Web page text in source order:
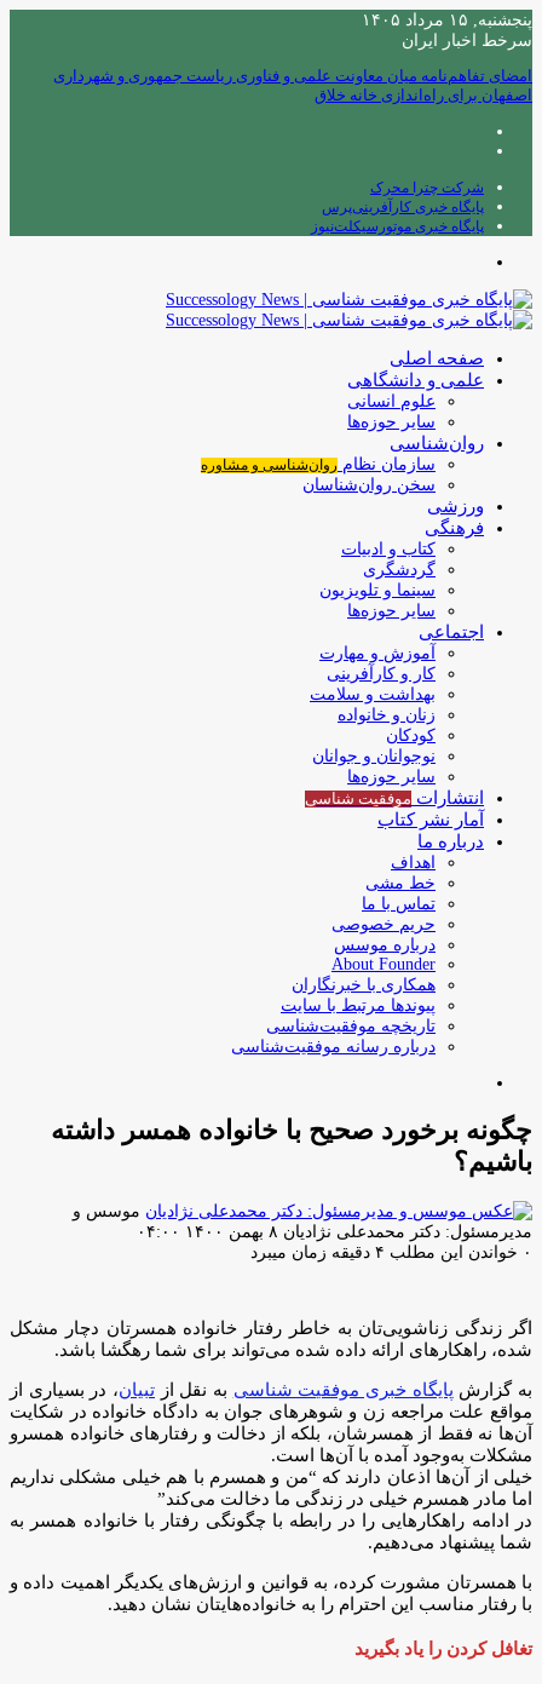
پنجشنبه, ۱۵ مرداد ۱۴۰۵
سرخط اخبار ایران
امضای تفاهم‌نامه میان معاونت علمی و فناوری ریاست جمهوری و شهرداری
اصفهان برای راه‌اندازی خانه خلاق
شرکت چترا محرک
پایگاه خبری کارآفرینی‌پرس
پایگاه خبری موتورسیکلت‌نیوز
صفحه اصلی
علمی و دانشگاهی
علوم انسانی
سایر حوزه‌ها
روان‌شناسی
سازمان نظام روان‌شناسی و مشاوره
سخن روان‌شناسان
ورزشی
فرهنگی
کتاب و ادبیات
گردشگری
سینما و تلویزیون
سایر حوزه‌ها
اجتماعی
آموزش و مهارت
کار و کارآفرینی
بهداشت و سلامت
زنان و خانواده
کودکان
نوجوانان و جوانان
سایر حوزه‌ها
انتشارات موفقیت‌ شناسی
آمار نشر کتاب
درباره ما
اهداف
خط مشی
تماس با ما
حریم خصوصی
درباره موسس
About Founder
همکاری با خبرنگاران
پیوندها مرتبط با سایت
تاریخچه موفقیت‌شناسی
درباره رسانه موفقیت‌شناسی
چگونه برخورد صحیح با خانواده همسر داشته
باشیم؟
موسس و
مدیرمسئول: دکتر محمدعلی نژادیان ارسال
ایمیل
۸ بهمن ۱۴۰۰ ۰۴:۰۰
۰ خواندن این مطلب ۴ دقیقه زمان میبرد
اگر زندگی زناشویی‌تان به خاطر رفتار خانواده همسرتان دچار مشکل
شده، راهکارهای ارائه داده شده می‌تواند برای شما رهگشا باشد.
به گزارش پایگاه خبری موفقیت شناسی به نقل از تبیان، در بسیاری از
مواقع علت مراجعه زن و شوهر‌های جوان به دادگاه خانواده در شکایت
آن‌ها نه فقط از همسرشان، بلکه از دخالت‌ و رفتار‌های خانواده همسرو
مشکلات به‌وجود آمده با آن‌ها است.
خیلی از آن‌ها اذعان دارند که “من و همسرم با هم خیلی مشکلی نداریم
اما مادر همسرم خیلی در زندگی ما دخالت می‌کند”
در ادامه راهکار‌هایی را در رابطه با چگونگی رفتار با خانواده همسر به
شما پیشنهاد می‌دهیم.
با همسرتان مشورت کرده، به قوانین و ارزش‌های یکدیگر اهمیت داده و
با رفتار مناسب این احترام را به خانواده‌هایتان نشان دهید.
تغافل کردن را یاد بگیرید